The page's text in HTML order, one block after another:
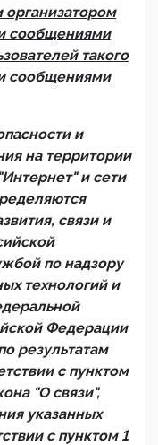
сообщениями
такого
сообщениями
и
на территории
и сети
связи и
по надзору
технологий и
Федерации
результатам
с пунктом
"О связи",
указанных
с пунктом 1